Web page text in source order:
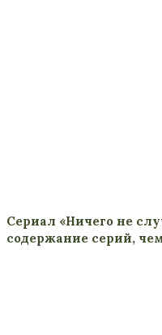
Сериал «Ничего не
содержание серий,